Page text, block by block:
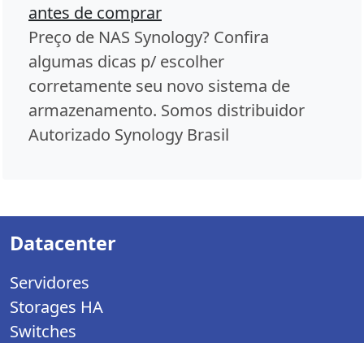
antes de comprar
Preço de NAS Synology? Confira
algumas dicas p/ escolher
corretamente seu novo sistema de
armazenamento. Somos distribuidor
Autorizado Synology Brasil
Datacenter
Servidores
Storages HA
Switches